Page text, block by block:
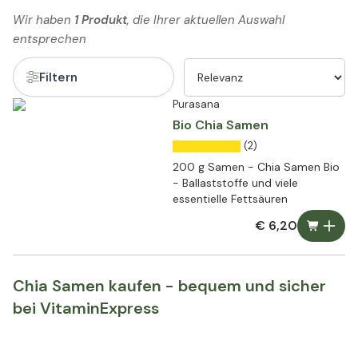
Wir haben 1 Produkt, die Ihrer aktuellen Auswahl
entsprechen
Filtern
Purasana
Bio Chia Samen
(2)
200 g Samen - Chia Samen Bio
- Ballaststoffe und viele
essentielle Fettsäuren
€ 6,20
Chia Samen kaufen - bequem und sicher
bei VitaminExpress